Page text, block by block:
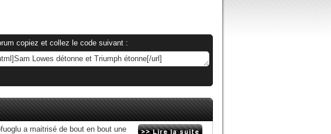
copiez et collez le code suivant :
a maitrisé de bout en bout une